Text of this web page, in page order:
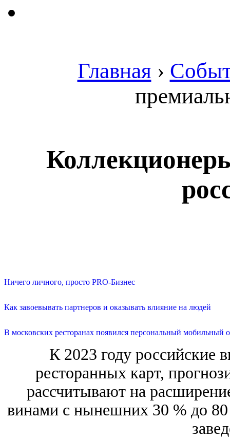
Главная ›
Ничего личного, просто PRO-Бизнес
Как завоевывать партнеров и оказывать влияние на людей
В московских ресторанах появился персональный мобильный
К 2023 году российские
ресторанных карт,
рассчитывают на
винами с нынешних 30 % до